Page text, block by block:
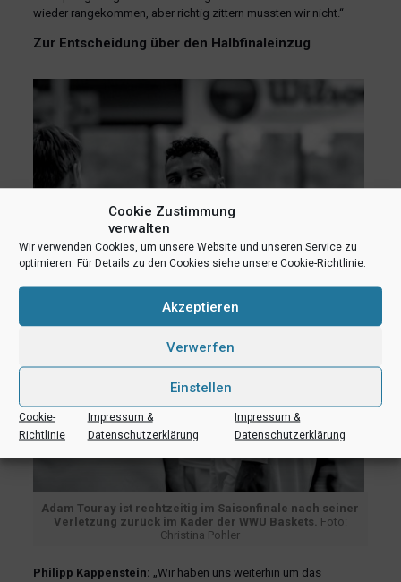
Cookie Zustimmung
verwalten
Wir verwenden Cookies, um unsere Website und unseren Service zu
optimieren. Für Details zu den Cookies siehe unsere Cookie-Richtlinie.
Akzeptieren
Verwerfen
Einstellen
Cookie-
Richtlinie
Impressum &
Datenschutzerklärung
Impressum &
Datenschutzerklärung
wieder rangekommen, aber richtig zittern mussten wir nicht.“
Zur Entscheidung über den Halbfinaleinzug
Adam Touray ist rechtzeitig im Saisonfinale nach seiner
Verletzung zurück im Kader der WWU Baskets. Foto:
Christina Pohler
Philipp Kappenstein: „Wir haben uns weiterhin um das